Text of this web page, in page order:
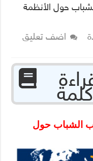
حول الأنظمة
اضف تعليق
الشباب حول